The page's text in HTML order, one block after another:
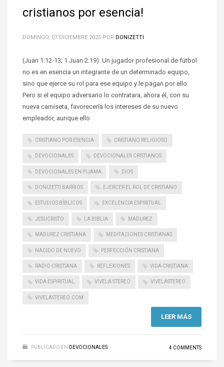
cristianos por esencia!
DOMINGO, 07 DICIEMBRE 2025 POR DONIZETTI
(Juan 1:12-13; 1 Juan 2:19). Un jugador profesional de fútbol
no es en esencia un integrante de un determinado equipo,
sino que ejerce su rol para ese equipo y le pagan por ello.
Pero si el equipo adversario lo contratara, ahora él, con su
nueva camiseta, favorecería los intereses de su nuevo
empleador, aunque ello
CRISTIANO POR ESENCIA CRISTIANO RELIGIOSO
DEVOCIONALES DEVOCIONALES CRISTIANOS
DEVOCIONALES EN PIJAMA DIOS
DONIZETTI BARRIOS EJERCER EL ROL DE CRISTIANO
ESTUDIOS BÍBLICOS EXCELENCIA ESPIRITUAL
JESUCRISTO LA BIBLIA MADUREZ
MADUREZ CRISTIANA MEDITACIONES CRISTIANAS
NACIDO DE NUEVO PERFECCIÓN CRISTIANA
RADIO CRISTIANA REFLEXIONES VIDA CRISTIANA
VIDA ESPIRITUAL VIVELA STEREO VIVELASTEREO
VIVELASTEREO.COM
LEER MÁS
PUBLICADO EN DEVOCIONALES 4 COMMENTS